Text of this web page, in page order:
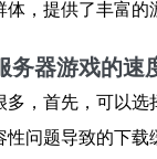
，提供了丰富的
务器游戏的速
，首先，可以选
问题导致的下